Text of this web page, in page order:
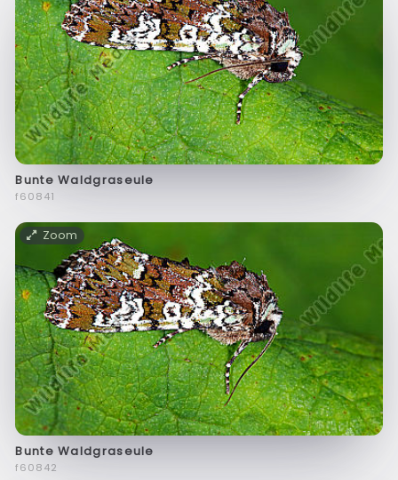
Bunte Waldgraseule
f60841
Zoom
Bunte Waldgraseule
f60842